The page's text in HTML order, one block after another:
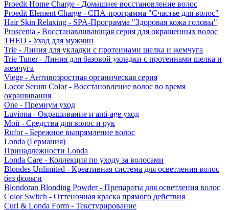
Proedit Home Charge - Домашнее восстановление волос
Proedit Element Charge - СПА-программа "Счастье для волос"
Hair Skin Relaxing - SPA-Программа "Здоровая кожа головы"
Proscenia - Восстанавливающая серия для окрашенных волос
THEO - Уход для мужчин
Trie - Линия для укладки с протеинами шелка и жемчуга
Trie Tuner - Линия для базовой укладки с протеинами шелка и
жемчуга
Viege - Антивозростная органическая серия
Locor Serum Color - Восстановление волос во время
окрашивания
One - Премиум уход
Luviona - Окрашивание и anti-age уход
Moii - Средства для волос и рук
Rufor - Бережное выпрямление волос
Londa (Германия)
Принадлежности Londa
Londa Care - Коллекция по уходу за волосами
Blondes Unlimited - Креативная система для осветления волос
без фольги
Blondoran Blonding Powder - Препараты для осветления волос
Color Switch - Оттеночная краска прямого действия
Curl & Londa Form - Текстурирование